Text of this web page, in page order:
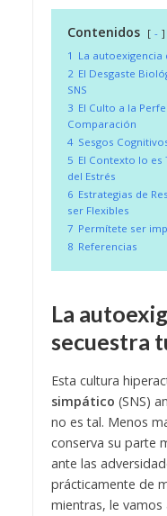
Contenidos
-
1 La
2 El Desgaste
SNS
3 El Culto a la
Comparación
4 Sesgos
5 El Contexto lo es
del Estrés
6 Estrategias de
ser Flexibles
7 Permítete ser
8 Referencias
La
secuestra
Esta cultura
simpático (SNS)
no es tal. Menos
conserva su parte
ante las
prácticamente de
mientras, le